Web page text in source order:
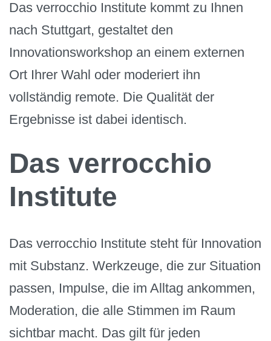
Das verrocchio Institute kommt zu Ihnen
nach Stuttgart, gestaltet den
Innovationsworkshop an einem externen
Ort Ihrer Wahl oder moderiert ihn
vollständig remote. Die Qualität der
Ergebnisse ist dabei identisch.
Das verrocchio
Institute
Das verrocchio Institute steht für Innovation
mit Substanz. Werkzeuge, die zur Situation
passen, Impulse, die im Alltag ankommen,
Moderation, die alle Stimmen im Raum
sichtbar macht. Das gilt für jeden